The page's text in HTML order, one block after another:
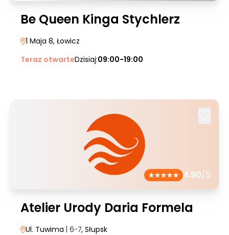
Be Queen Kinga Stychlerz
1 Maja 8, Łowicz
Teraz otwarteDzisiaj:09:00-19:00
4.90/5
Atelier Urody Daria Formela
Ul. Tuwima | 6-7, Słupsk